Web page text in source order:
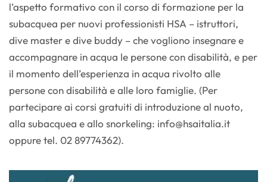
l’aspetto formativo con il corso di formazione per la
subacquea per nuovi professionisti HSA – istruttori,
dive master e dive buddy – che vogliono insegnare e
accompagnare in acqua le persone con disabilità, e per
il momento dell’esperienza in acqua rivolto alle
persone con disabilità e alle loro famiglie. (Per
partecipare ai corsi gratuiti di introduzione al nuoto,
alla subacquea e allo snorkeling: info@hsaitalia.it
oppure tel. 02 89774362).